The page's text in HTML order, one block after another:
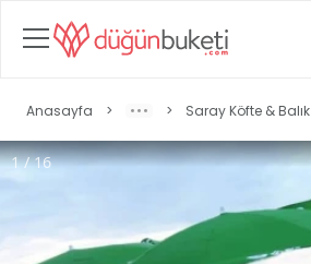
Anasayfa > > Saray Köfte & Balık
1 / 16